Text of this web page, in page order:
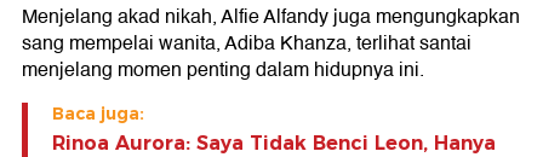
Menjelang akad nikah, Alfie Alfandy juga mengungkapkan
sang mempelai wanita, Adiba Khanza, terlihat santai
menjelang momen penting dalam hidupnya ini.
Baca juga:
Rinoa Aurora: Saya Tidak Benci Leon, Hanya